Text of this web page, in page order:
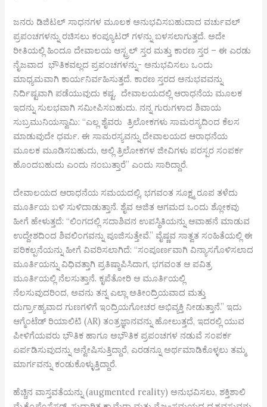
ಜನರು ಡಿಜಿಟಲ್ ಸಾಧನಗಳ ಮೂಲಕ ಅನುಭವಿಸಬಹುದಾದ ವರ್ಚುವಲ್
ಪ್ರಪಂಚಗಳನ್ನು ರಚಿಸಲು ಕಂಪ್ಯೂಟರ್ ಗಳನ್ನು ಬಳಸಲಾಗುತ್ತದೆ. ಅದೇ
ರೀತಿಯಲ್ಲಿ ಹಿಂದೂ ದೇವಾಲಯ ಆಸ್ಟ್ರಲ್ ಸ್ತರ ಮತ್ತು ಕಾರಣ ಸ್ತರ – ಈ ಎರಡು
ನೈಜವಾದ ಭೌತಿಕವಲ್ಲದ ಪ್ರಪಂಚಗಳನ್ನು- ಅನುಭವಿಸಲು ಒಂದು
ಮಾಧ್ಯಮವಾಗಿ ಕಾರ್ಯನಿರ್ವಹಿಸುತ್ತದೆ. ಕಾರಣ ಸ್ತರದ ಅನುಭವವನ್ನು
ನಿರ್ದಿಷ್ಟವಾಗಿ ಪಡೆಯುವುದು ಕಷ್ಟ. ದೇವಾಲಯದಲ್ಲಿ ಆರಾಧನೆಯ ಮೂಲಕ
ಇದನ್ನು ಸುಲಭವಾಗಿ ಸಮೀಪಿಸಬಹುದು. ನನ್ನ ಗುರುಗಳಾದ ಶಿವಾಯ
ಸುಬ್ರಮುನಿಯಸ್ವಾಮಿ: “ಎಲ್ಲ ಶೈವರು ತ್ರಿಲೋಕಗಳು ಸಾಮರಸ್ಯದಿಂದ ಕೆಲಸ
ಮಾಡುವುದೇ ಧರ್ಮ. ಈ ಸಾಮರಸ್ಯವನ್ನು ದೇವಾಲಯದ ಆರಾಧನೆಯ
ಮೂಲಕ ಮೂಡಿಸಬಹುದು, ಅಲ್ಲಿ ತ್ರಿಲೋಕಗಳ ಜೀವಿಗಳು ಪರಸ್ಪರ ಸಂಪರ್ಕ
ಹೊಂದಬಹುದು ಎಂದು ನಂಬುತ್ತಾರೆ” ಎಂದು ಸಾರಿದ್ದಾರೆ.
ದೇವಾಲಯದ ಆರಾಧನೆಯ ಸಮಯದಲ್ಲಿ, ಭಗವಂತ ಸೂಕ್ಷ್ಮ ರೂಪ ತಳೆದು
ಮೂರ್ತಿಯ ಬಳಿ ಸುಳಿದಾಡುತ್ತಾನೆ. ಶೈವ ಅಜಿತ ಆಗಮದ ಒಂದು ಶ್ಲೋಕವು
ಹೀಗೆ ಹೇಳುತ್ತದೆ: “ಲಿಂಗದಲ್ಲಿ ಸದಾಶಿವನ ಉಪಸ್ಥಿತಿಯನ್ನು ಆವಾಹನೆ ಮಾಡುವ
ಉದ್ದೇಶದಿಂದ ಶಿವಲಿಂಗವನ್ನು ಪೂಜಿಸುತ್ತೇವೆ.” ವೈಷ್ಣವ ಸಾತ್ವತ ಸಂಹಿತೆಯಲ್ಲಿ ಈ
ಪರಿಕಲ್ಪನೆಯನ್ನು ಹೀಗೆ ವಿವರಿಸಲಾಗಿದೆ: “ಸಂಪೂರ್ಣವಾಗಿ ವಿನ್ಯಾಸಗೊಳಿಸಲಾದ
ಮೂರ್ತಿಯನ್ನು ವಿಧಿವತ್ತಾಗಿ ಪ್ರತಿಷ್ಠಾಪಿಸಿದಾಗ, ಭಗವಂತ ಆ ಪವಿತ್ರ
ಮೂರ್ತಿಯಲ್ಲಿ ನೆಲಸುತ್ತಾನೆ. ಕೃಪೆತೋರಿ ಆ ಮೂರ್ತಿಯಲ್ಲಿ
ನೆಲಸುವುದರಿಂದ, ಅವನು ತನ್ನ ಎಲ್ಲಾ ಅತೀಂದ್ರಿಯವಾದ ಮತ್ತು
ದುರ್ಗ್ರಾಹ್ಯವಾದ ಗುಣಗಳಿಗೆ ಇಂದ್ರಿಯಗೋಚರ ಅಭಿವ್ಯಕ್ತಿ ನೀಡುತ್ತಾನೆ.” ಇದು
ಆಗ್ಮೆಂಟೆಡ್ ರಿಯಾಲಿಟಿ (AR) ತಂತ್ರಜ್ಞಾನವನ್ನು ಹೋಲುತ್ತದೆ, ಇದರಲ್ಲಿ ಯುವ
ಪೀಳಿಗೆಯವರು ಭೌತಿಕ ಹಾಗೂ ಅಭೌತಿಕ ಪ್ರಪಂಚಗಳ ನಡುವೆ ಸಂಪರ್ಕ
ಏರ್ಪಡಿಸುವುದನ್ನು ಅನ್ವೇಷಿಸುತ್ತಿದ್ದಾರೆ, ಎರಡನ್ನೂ ಅರ್ಥಮಾಡಿಕೊಳ್ಳಲು ತಮ್ಮ
ಮಾರ್ಗವನ್ನು ಕಂಡುಕೊಳ್ಳುತ್ತಿದ್ದಾರೆ.
ಹೆಚ್ಚಿನ ವಾಸ್ತವತೆಯನ್ನು (augmented reality) ಅನುಭವಿಸಲು, ಶಕ್ತಿಶಾಲಿ